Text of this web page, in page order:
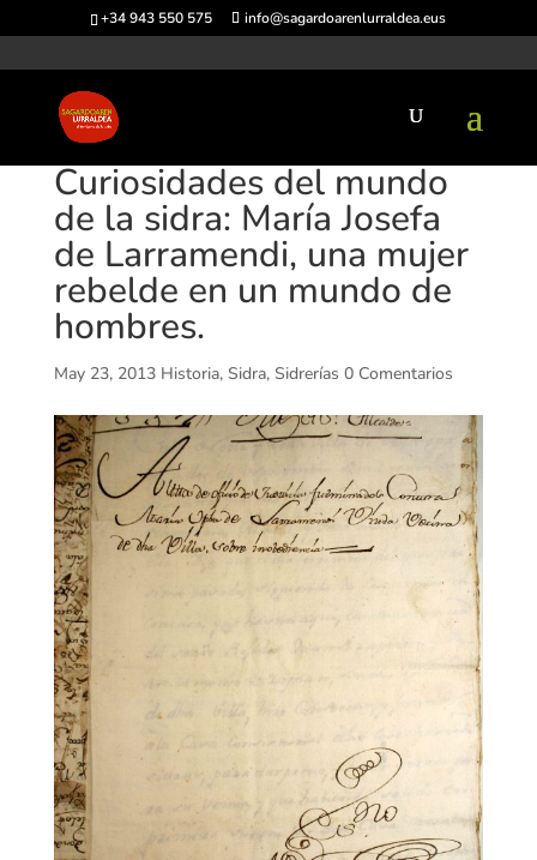
+34 943 550 575 info@sagardoarenlurraldea.eus
Curiosidades del mundo
de la sidra: María Josefa
de Larramendi, una mujer
rebelde en un mundo de
hombres.
May 23, 2013 Historia, Sidra, Sidrerías 0 Comentarios